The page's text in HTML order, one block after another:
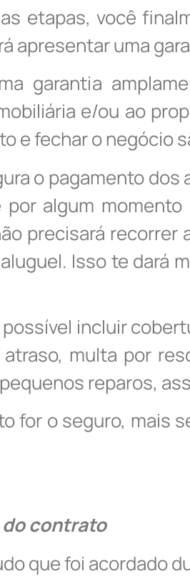
etapas, você
apresentar uma
garantia
e/ou ao
e fechar o negócio
o pagamento
algum
precisará
Isso te dará
incluir
multa por
reparos,
for o seguro, mais
do contrato
que foi acordado